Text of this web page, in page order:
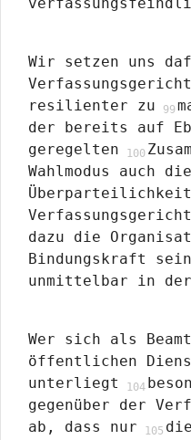
Wir setzen uns
resilienter zu
der bereits auf
geregelten
Wahlmodus auch
dazu die
Bindungskraft
unmittelbar in der
Wer sich als
öffentlichen
unterliegt
gegenüber der
ab, dass nur